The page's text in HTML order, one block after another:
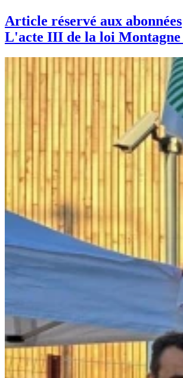
Article réservé aux abonnées
L'acte III de la loi Montagne